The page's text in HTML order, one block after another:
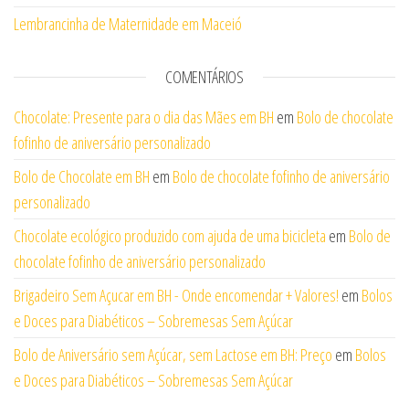
Lembrancinha de Maternidade em Maceió
COMENTÁRIOS
Chocolate: Presente para o dia das Mães em BH em Bolo de chocolate
fofinho de aniversário personalizado
Bolo de Chocolate em BH em Bolo de chocolate fofinho de aniversário
personalizado
Chocolate ecológico produzido com ajuda de uma bicicleta em Bolo de
chocolate fofinho de aniversário personalizado
Brigadeiro Sem Açucar em BH - Onde encomendar + Valores! em Bolos
e Doces para Diabéticos – Sobremesas Sem Açúcar
Bolo de Aniversário sem Açúcar, sem Lactose em BH: Preço em Bolos
e Doces para Diabéticos – Sobremesas Sem Açúcar